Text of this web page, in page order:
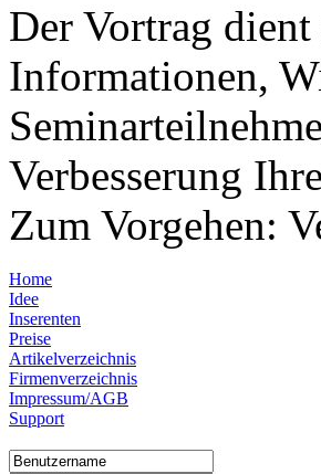
Der Vortrag
Informationen,
Verbesserung
Zum Vorgehen:
Home
Idee
Inserenten
Preise
Artikelverzeichnis
Firmenverzeichnis
Impressum/AGB
Support